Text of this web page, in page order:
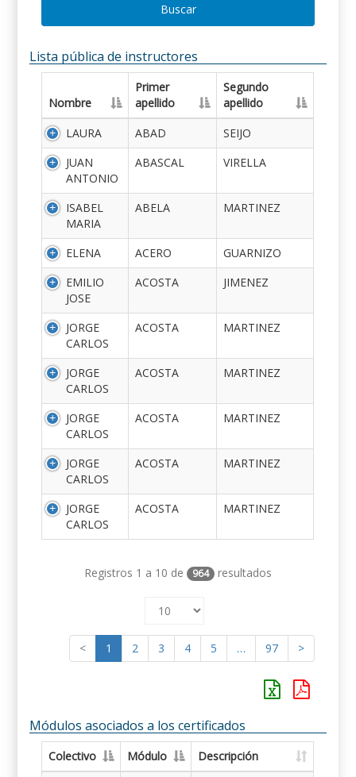
Buscar
Lista pública de instructores
Nombre
Primer
apellido
Segundo
apellido
LAURA
ABAD
SEIJO
JUAN
ANTONIO
ABASCAL VIRELLA
ISABEL
MARIA
ABELA MARTINEZ
ELENA ACERO
GUARNIZO
EMILIO
JOSE
ACOSTA JIMENEZ
JORGE
CARLOS
ACOSTA MARTINEZ
JORGE
CARLOS
ACOSTA MARTINEZ
JORGE
CARLOS
ACOSTA MARTINEZ
JORGE
CARLOS
ACOSTA MARTINEZ
JORGE
CARLOS
ACOSTA MARTINEZ
Registros 1 a 10 de 964 resultados
< 1 2 3 4 5 … 97 >
Módulos asociados a los certificados
Colectivo Módulo
Descripción